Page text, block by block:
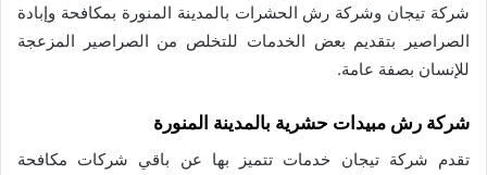
شركة تيجان وشركة رش الحشرات بالمدينة المنورة بمكافحة وإبادة
الصراصير بتقديم بعض الخدمات للتخلص من الصراصير المزعجة
للإنسان بصفة عامة.
شركة رش مبيدات حشرية بالمدينة المنورة
تقدم شركة تيجان خدمات تتميز بها عن باقي شركات مكافحة